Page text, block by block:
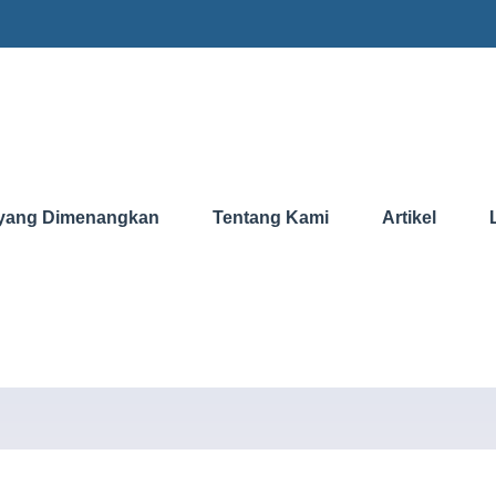
Dimenangkan Tentang Kami Artikel